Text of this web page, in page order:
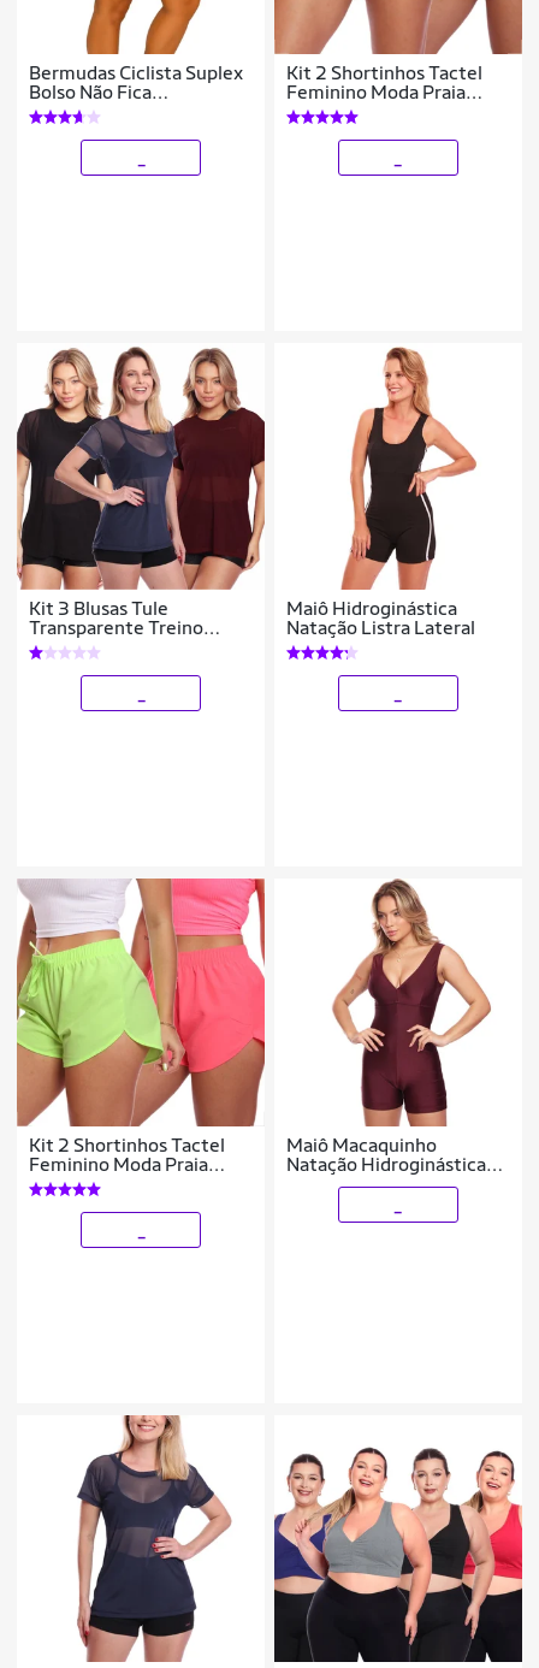
Bermudas Ciclista Suplex
Bolso Não Fica
Transparente Cós Alto Kit
ou Individual
Kit 2 Shortinhos Tactel
Feminino Moda Praia
Piscina Verão Adulto
Kit 3 Blusas Tule
Transparente Treino
Academia Fitness Casual
Maiô Hidroginástica
Natação Listra Lateral
Kit 2 Shortinhos Tactel
Feminino Moda Praia
Piscina Verão Adulto
Maiô Macaquinho
Natação Hidroginástica
Decote + Touca